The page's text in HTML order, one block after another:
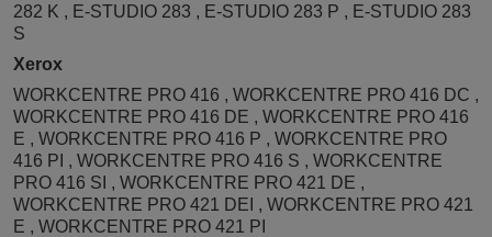
282 K , E-STUDIO 283 , E-STUDIO 283 P , E-STUDIO 283
S
Xerox
WORKCENTRE PRO 416 , WORKCENTRE PRO 416 DC ,
WORKCENTRE PRO 416 DE , WORKCENTRE PRO 416
E , WORKCENTRE PRO 416 P , WORKCENTRE PRO
416 PI , WORKCENTRE PRO 416 S , WORKCENTRE
PRO 416 SI , WORKCENTRE PRO 421 DE ,
WORKCENTRE PRO 421 DEI , WORKCENTRE PRO 421
E , WORKCENTRE PRO 421 PI